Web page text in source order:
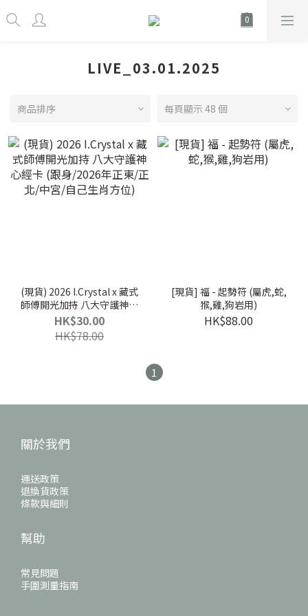
LIVE_03.01.2025
商品排序 每頁顯示 48 個
(現貨) 2026 I.Crystal x 藏式
師傅開光加持 八大守護神心
北/中宮/自己生肖方位)
HK$30.00
HK$78.00
[現貨] 福 - 起勢符 (屬虎,蛇,
猴,雞,狗岩用)
HK$88.00
1
關於我們
運送政策
退換貨政策
條款與細則
幫助
常見問題
手圍測量指南